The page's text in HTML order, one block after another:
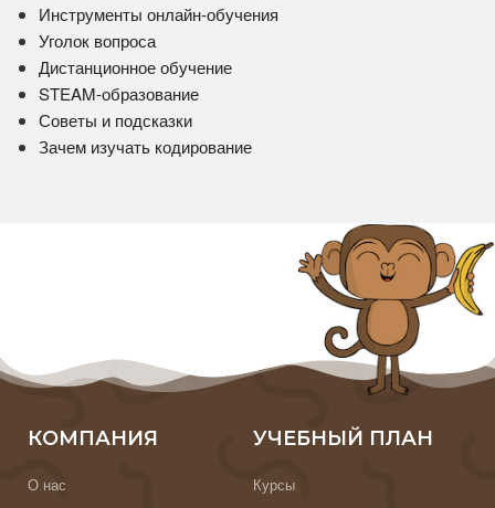
Инструменты онлайн-обучения
Уголок вопроса
Дистанционное обучение
STEAM-образование
Советы и подсказки
Зачем изучать кодирование
КОМПАНИЯ
О нас
УЧЕБНЫЙ ПЛАН
Курсы